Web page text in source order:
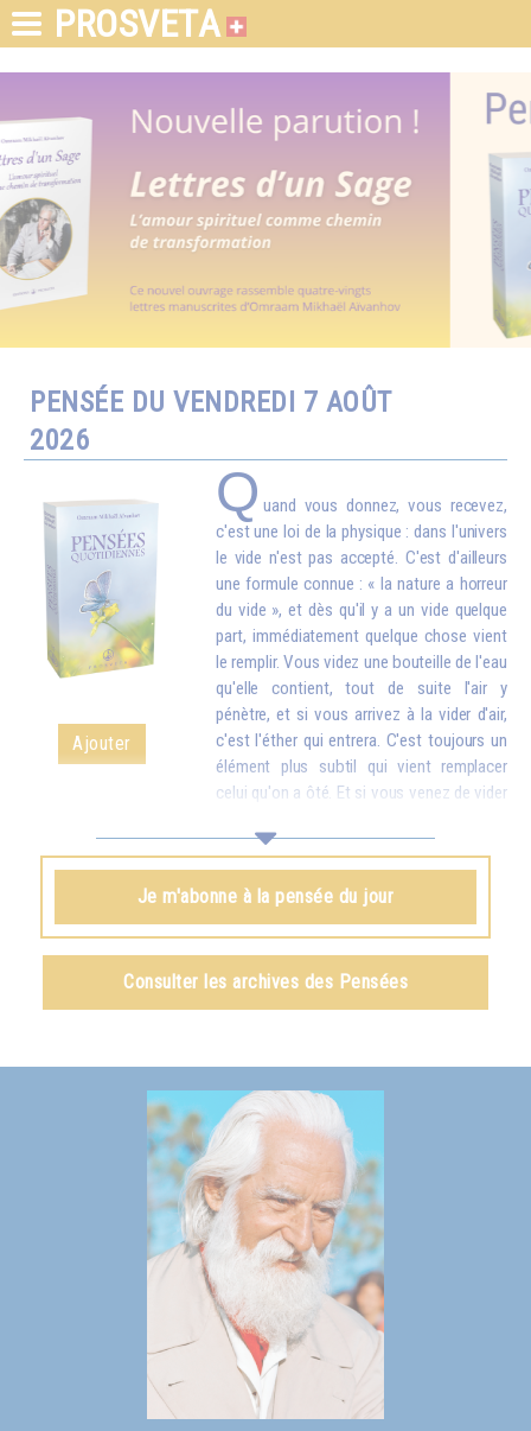
PROSVETA
PENSÉE DU VENDREDI 7 AOÛT
2026
Ajouter
Q uand vous donnez, vous recevez,
c'est une loi de la physique : dans l'univers
le vide n'est pas accepté. C'est d'ailleurs
une formule connue : « la nature a horreur
du vide », et dès qu'il y a un vide quelque
part, immédiatement quelque chose vient
le remplir. Vous videz une bouteille de l'eau
qu'elle contient, tout de suite l'air y
pénètre, et si vous arrivez à la vider d'air,
c'est l'éther qui entrera. C'est toujours un
élément plus subtil qui vient remplacer
celui qu'on a ôté. Et si vous venez de vider
les créatures, quelque chose d'en haut arrive tout de suite pour vous
remplir.
Omraam Mikhaël Aïvanhov
Voir le livreCréation artistique et création spirituelle,
Je m'abonne à la pensée du jour
Consulter les archives des Pensées